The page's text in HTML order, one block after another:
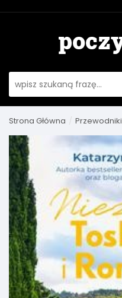
Strona Główna Przewodniki